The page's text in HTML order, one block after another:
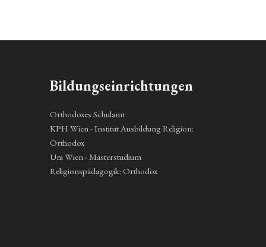
Bildungseinrichtungen
Orthodoxes Schulamt
KPH Wien - Institut Ausbildung Religion:
Orthodox
Uni Wien - Masterstudium
Religionspädagogik: Orthodox